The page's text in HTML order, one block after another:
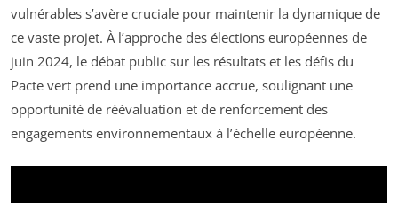
vulnérables s’avère cruciale pour maintenir la dynamique de
ce vaste projet. À l’approche des élections européennes de
juin 2024, le débat public sur les résultats et les défis du
Pacte vert prend une importance accrue, soulignant une
opportunité de réévaluation et de renforcement des
engagements environnementaux à l’échelle européenne.